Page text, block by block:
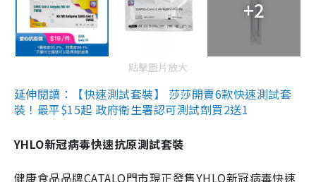
+2
點擊圖片放大
延伸閱讀：【快速測試套裝】 莎莎開賣6款快速測試套
裝！最平$15起 政府衛生署認可測試劑買2送1
YHLO新冠病毒快速抗原測試套裝
健康食品品牌CATALO門市現正發售YHLO新冠病毒快速